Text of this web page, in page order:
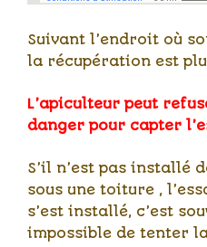
Suivant l’endroit où
la récupération est
L’apiculteur peut
danger pour capter
S’il n’est pas installé
sous une toiture ,
s’est installé, c’est
impossible de tenter